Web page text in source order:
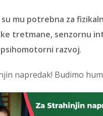
mu potrebna za
tretmane, senzornu
razvoj.
napredak! Budimo